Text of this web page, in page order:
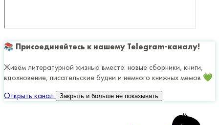
📚 Присоединяйтесь к нашему Telegram-каналу!
Живём литературной жизнью вместе: новые сборники, книги,
вдохновение, писательские будни и немного книжных мемов 💚
Открыть канал
Закрыть и больше не показывать